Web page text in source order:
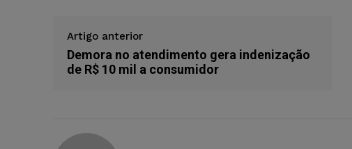
Artigo anterior
Demora no atendimento gera indenização
de R$ 10 mil a consumidor